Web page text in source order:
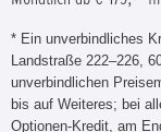
* Ein unverbindliches
Landstraße 222–226,
unverbindlichen
bis auf Weiteres; bei
Optionen-Kredit, am